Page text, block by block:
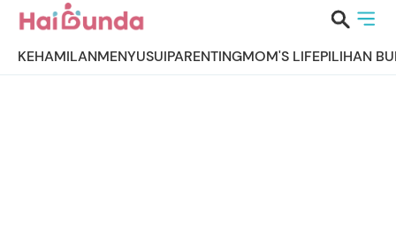
KEHAMILANMENYUSUIPARENTINGMOM'S LIFEPILIHAN